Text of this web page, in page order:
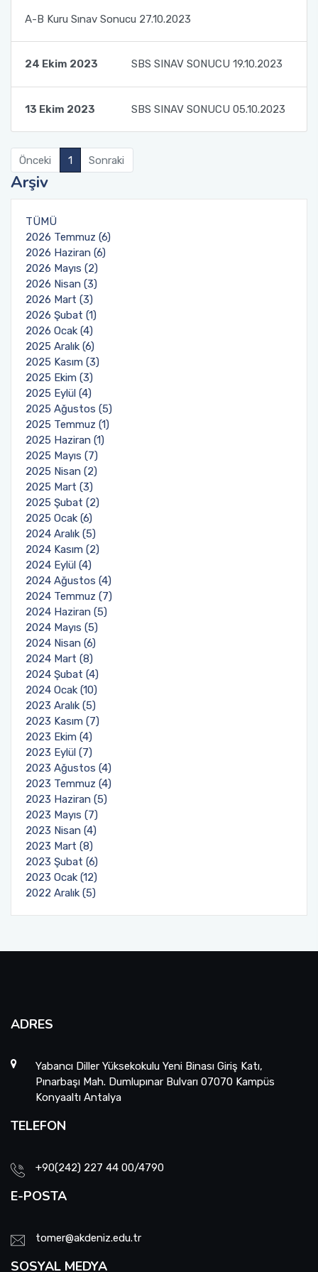
A-B Kuru Sınav Sonucu 27.10.2023
24 Ekim 2023 SBS SINAV SONUCU 19.10.2023
13 Ekim 2023 SBS SINAV SONUCU 05.10.2023
Önceki 1 Sonraki
Arşiv
TÜMÜ
2026 Temmuz (6)
2026 Haziran (6)
2026 Mayıs (2)
2026 Nisan (3)
2026 Mart (3)
2026 Şubat (1)
2026 Ocak (4)
2025 Aralık (6)
2025 Kasım (3)
2025 Ekim (3)
2025 Eylül (4)
2025 Ağustos (5)
2025 Temmuz (1)
2025 Haziran (1)
2025 Mayıs (7)
2025 Nisan (2)
2025 Mart (3)
2025 Şubat (2)
2025 Ocak (6)
2024 Aralık (5)
2024 Kasım (2)
2024 Eylül (4)
2024 Ağustos (4)
2024 Temmuz (7)
2024 Haziran (5)
2024 Mayıs (5)
2024 Nisan (6)
2024 Mart (8)
2024 Şubat (4)
2024 Ocak (10)
2023 Aralık (5)
2023 Kasım (7)
2023 Ekim (4)
2023 Eylül (7)
2023 Ağustos (4)
2023 Temmuz (4)
2023 Haziran (5)
2023 Mayıs (7)
2023 Nisan (4)
2023 Mart (8)
2023 Şubat (6)
2023 Ocak (12)
2022 Aralık (5)
ADRES
Yabancı Diller Yüksekokulu Yeni Binası Giriş Katı,
Pınarbaşı Mah. Dumlupınar Bulvarı 07070 Kampüs
Konyaaltı Antalya
TELEFON
+90(242) 227 44 00/4790
E-POSTA
tomer@akdeniz.edu.tr
SOSYAL MEDYA
Dr. Cengiz TOKER’i Ziyaret Ettik.
Kapsamında Türk Dili ve Edebiyatı Öğrencileri
ile TÖMER'deki Bursiyerlerimizin ve
Kursiyerlerimizin Buluşması 1
Kapsamında Türk Dili ve Edebiyatı Öğrencileri
ile TÖMER'deki Bursiyerlerimizin ve
Kursiyerlerimizin Buluşması 2
Toplumsal Duyarlılık ve Katkı Projeleri Dersi
Kapsamında Türk Dili ve Edebiyatı Öğrencileri
ile TÖMER'deki Bursiyerlerimizin ve
Kursiyerlerimizin Buluşması 3
Akdeniz Üniversitesi Uluslararası Öğrenci
Akademisi Proje Koordinatörlüğü ile Yurtdışı
Türkler ve Akraba Topluluklar Başkanlığı'nın
Burslu Öğrencileri AKDENİZ TÖMER'de Buluştu